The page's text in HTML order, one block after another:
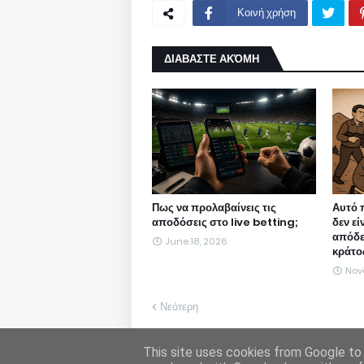
Κοινή χρήση
ΔΙΑΒΑΣΤΕ ΑΚΌΜΗ
Πως να προλαβαίνεις τις
αποδόσεις στο live betting;
June 18, 2026
Αυτό
δεν
Νεότερη
Η Freepen.gr ουδεμία ευθύνη εκ του νόμου
υιοθετεί. Σε περίπτωση που θεωρείτε πως
This site uses cookies from Google